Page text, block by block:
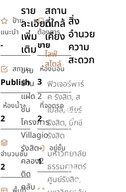
ป้าย
แนะนำ
-
ต้องการ
ขาย
สถานะ
Publish
ห้องนอน
3
ห้องน้ำ
2
ที่จอดรถ
2
จำนวนชั้น
2
อยู่ชั้น
1
ราย
ละเอียด
เพิ่ม
เติม
ขาย
บ้าน
แฝด 2
ชั้น
โครงการ
Villagio
รังสิต-
คลอง2
ติด
คลับ
สถาน
ที่ใกล้
เคียง
ไลฟ์
สไตล์
ฟิวเจอร์พาร์
ค รังสิต, ส
เปลล์, เซียร์
รังสิต, บิ๊กซี
รังสิต
มหาวิทยาลัย
ธรรมศาสตร์
ศูนย์รังสิต,
สิ่ง
อำนวย
ความ
สะดวก
สระ
ว่าย
น้ำ
เครื่อง
รักษา
ความ
ปลอดภัย